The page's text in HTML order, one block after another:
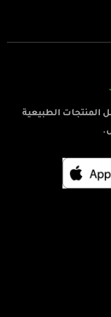
المنتجات الطبيعية